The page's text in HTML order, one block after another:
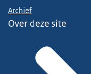
Archief
Over deze site